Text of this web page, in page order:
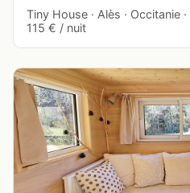
Tiny House · Alès · Occitanie
115 € / nuit